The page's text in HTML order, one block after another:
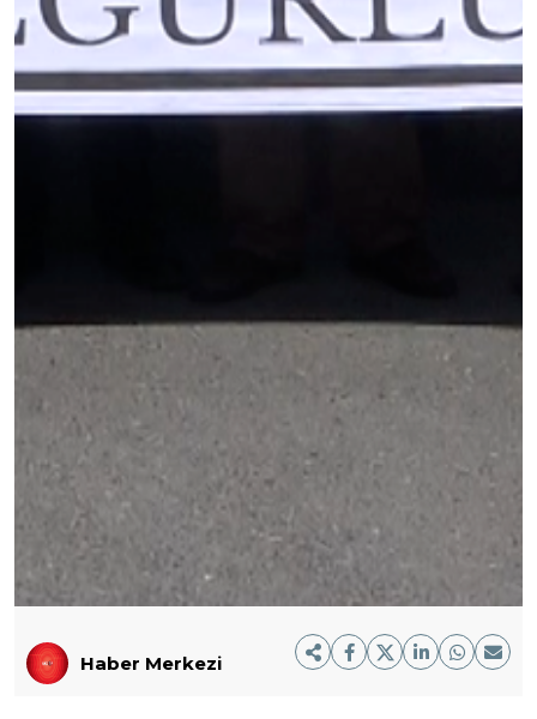
Haber Merkezi